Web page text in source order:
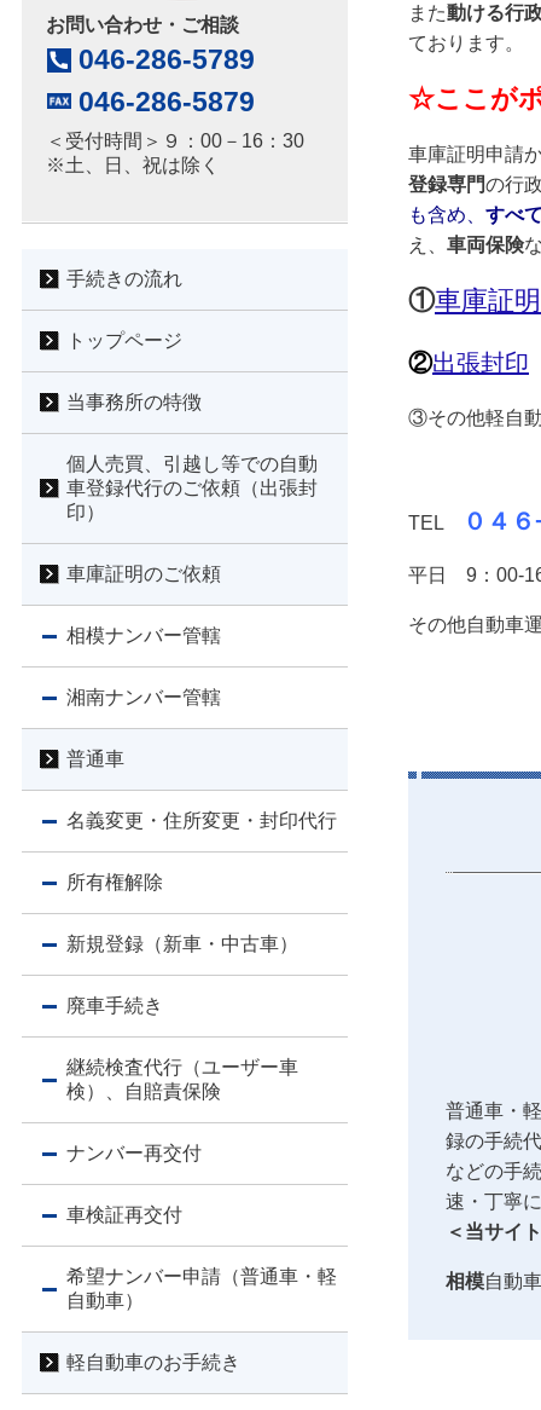
また動ける行
ております。
☆ここが
車庫証明申請
登録専門の行
も含め、 すべ
え、 車両保険
①車庫証
②出張封印
③その他軽自
TEL ０４
平日 9：00-
その他自動車
普通車・
録の手続
などの手
速・丁寧
＜当サイ
相模自動
お問い合わせ・ご相談
046-286-5789
046-286-5879
＜受付時間＞９：00－16：30
※土、日、祝は除く
手続きの流れ
トップページ
当事務所の特徴
個人売買、引越し等での自動
車登録代行のご依頼（出張封
印）
車庫証明のご依頼
相模ナンバー管轄
湘南ナンバー管轄
普通車
名義変更・住所変更・封印代行
所有権解除
新規登録（新車・中古車）
廃車手続き
継続検査代行（ユーザー車
検）、自賠責保険
ナンバー再交付
車検証再交付
希望ナンバー申請（普通車・軽
自動車）
軽自動車のお手続き